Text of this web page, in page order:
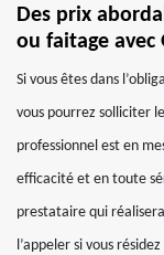
Des prix
ou faitage avec
Si vous êtes dans
vous pourrez solliciter
professionnel est en
efficacité et en toute
prestataire qui
l’appeler si vous